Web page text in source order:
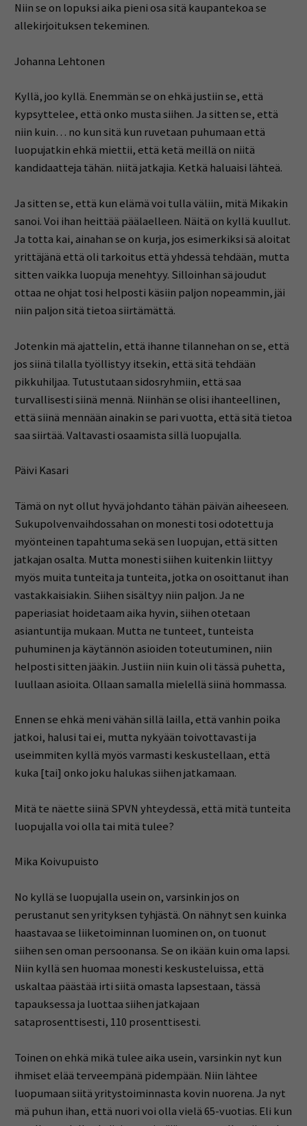
Niin se on lopuksi aika pieni osa sitä kaupantekoa se
allekirjoituksen tekeminen.
Johanna Lehtonen
Kyllä, joo kyllä. Enemmän se on ehkä justiin se, että
kypsyttelee, että onko musta siihen. Ja sitten se, että
niin kuin… no kun sitä kun ruvetaan puhumaan että
luopujatkin ehkä miettii, että ketä meillä on niitä
kandidaatteja tähän. niitä jatkajia. Ketkä haluaisi lähteä.
Ja sitten se, että kun elämä voi tulla väliin, mitä Mikakin
sanoi. Voi ihan heittää päälaelleen. Näitä on kyllä kuullut.
Ja totta kai, ainahan se on kurja, jos esimerkiksi sä aloitat
yrittäjänä että oli tarkoitus että yhdessä tehdään, mutta
sitten vaikka luopuja menehtyy. Silloinhan sä joudut
ottaa ne ohjat tosi helposti käsiin paljon nopeammin, jäi
niin paljon sitä tietoa siirtämättä.
Jotenkin mä ajattelin, että ihanne tilannehan on se, että
jos siinä tilalla työllistyy itsekin, että sitä tehdään
pikkuhiljaa. Tutustutaan sidosryhmiin, että saa
turvallisesti siinä mennä. Niinhän se olisi ihanteellinen,
että siinä mennään ainakin se pari vuotta, että sitä tietoa
saa siirtää. Valtavasti osaamista sillä luopujalla.
Päivi Kasari
Tämä on nyt ollut hyvä johdanto tähän päivän aiheeseen.
Sukupolvenvaihdossahan on monesti tosi odotettu ja
myönteinen tapahtuma sekä sen luopujan, että sitten
jatkajan osalta. Mutta monesti siihen kuitenkin liittyy
myös muita tunteita ja tunteita, jotka on osoittanut ihan
vastakkaisiakin. Siihen sisältyy niin paljon. Ja ne
paperiasiat hoidetaam aika hyvin, siihen otetaan
asiantuntija mukaan. Mutta ne tunteet, tunteista
puhuminen ja käytännön asioiden toteutuminen, niin
helposti sitten jääkin. Justiin niin kuin oli tässä puhetta,
luullaan asioita. Ollaan samalla mielellä siinä hommassa.
Ennen se ehkä meni vähän sillä lailla, että vanhin poika
jatkoi, halusi tai ei, mutta nykyään toivottavasti ja
useimmiten kyllä myös varmasti keskustellaan, että
kuka [tai] onko joku halukas siihen jatkamaan.
Mitä te näette siinä SPVN yhteydessä, että mitä tunteita
luopujalla voi olla tai mitä tulee?
Mika Koivupuisto
No kyllä se luopujalla usein on, varsinkin jos on
perustanut sen yrityksen tyhjästä. On nähnyt sen kuinka
haastavaa se liiketoiminnan luominen on, on tuonut
siihen sen oman persoonansa. Se on ikään kuin oma lapsi.
Niin kyllä sen huomaa monesti keskusteluissa, että
uskaltaa päästää irti siitä omasta lapsestaan, tässä
tapauksessa ja luottaa siihen jatkajaan
sataprosenttisesti, 110 prosenttisesti.
Toinen on ehkä mikä tulee aika usein, varsinkin nyt kun
ihmiset elää terveempänä pidempään. Niin lähtee
luopumaan siitä yritystoiminnasta kovin nuorena. Ja nyt
mä puhun ihan, että nuori voi olla vielä 65-vuotias. Eli kun